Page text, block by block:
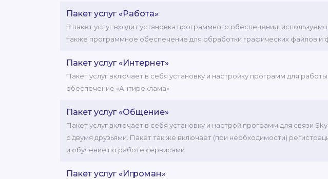
Пакет услуг «Работа»
В пакет услуг входит установка программного обеспечения,
также программное обеспечение для обработки графических файлов и
Пакет услуг «Интернет»
Пакет услуг включает в себя установку и настройку программ для
обеспечение «Антиреклама»
Пакет услуг «Общение»
Пакет услуг включает в себя установку и настрой программ для связи
с двумя друзьями. Пакет так же включает (при необходимости)
и обучение по работе сервисами
Пакет услуг «Игроман»